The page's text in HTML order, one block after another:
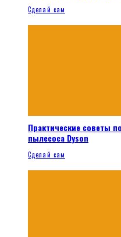
Сделай сам
Практические советы
пылесоса Dyson
Сделай сам